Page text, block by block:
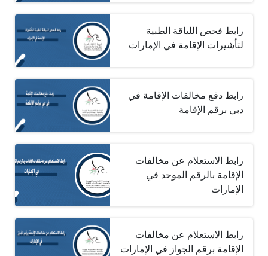
رابط فحص اللياقة الطبية
لتأشيرات الإقامة في الإمارات
رابط دفع مخالفات الإقامة في
دبي برقم الإقامة
رابط الاستعلام عن مخالفات
الإقامة بالرقم الموحد في
الإمارات
رابط الاستعلام عن مخالفات
الإقامة برقم الجواز في الإمارات